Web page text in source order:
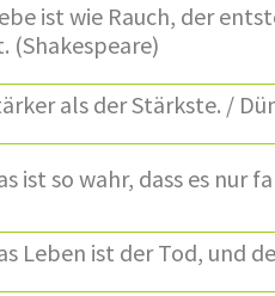
ist wie Rauch, der
(Shakespeare)
als der Stärkste. /
ist so wahr, dass es nur
Leben ist der Tod, und